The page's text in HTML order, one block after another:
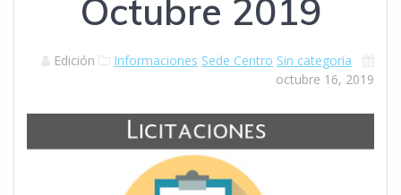
Octubre 2019
Edición Informaciones Sede Centro Sin categoría
octubre 16, 2019